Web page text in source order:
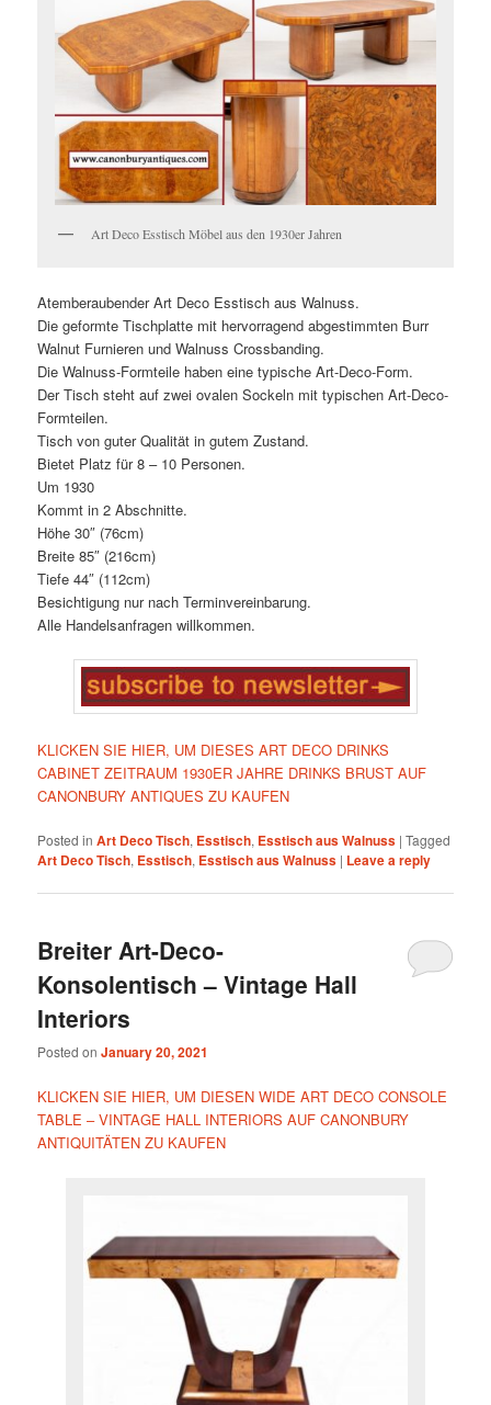
Art Deco Esstisch Möbel aus den 1930er Jahren
Atemberaubender Art Deco Esstisch aus Walnuss.
Die geformte Tischplatte mit hervorragend abgestimmten Burr
Walnut Furnieren und Walnuss Crossbanding.
Die Walnuss-Formteile haben eine typische Art-Deco-Form.
Der Tisch steht auf zwei ovalen Sockeln mit typischen Art-Deco-
Formteilen.
Tisch von guter Qualität in gutem Zustand.
Bietet Platz für 8 – 10 Personen.
Um 1930
Kommt in 2 Abschnitte.
Höhe 30″ (76cm)
Breite 85″ (216cm)
Tiefe 44″ (112cm)
Besichtigung nur nach Terminvereinbarung.
Alle Handelsanfragen willkommen.
KLICKEN SIE HIER, UM DIESES ART DECO DRINKS
CABINET ZEITRAUM 1930ER JAHRE DRINKS BRUST AUF
CANONBURY ANTIQUES ZU KAUFEN
Posted in Art Deco Tisch, Esstisch, Esstisch aus Walnuss |Tagged
Art Deco Tisch, Esstisch, Esstisch aus Walnuss | Leave a reply
Breiter Art-Deco-
Konsolentisch – Vintage Hall
Interiors
Posted onJanuary 20, 2021
KLICKEN SIE HIER, UM DIESEN WIDE ART DECO CONSOLE
TABLE – VINTAGE HALL INTERIORS AUF CANONBURY
ANTIQUITÄTEN ZU KAUFEN